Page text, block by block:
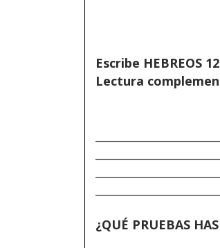
Escribe HEBREOS
Lectura
¿QUÉ PRUEBAS